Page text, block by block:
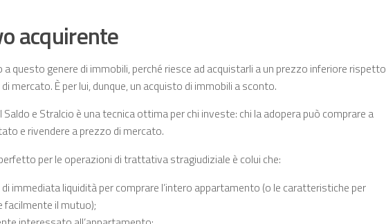
acquirente
questo genere di immobili, perché riesce ad acquistarli a un prezzo inferiore rispetto
mercato. È per lui, dunque, un acquisto di immobili a sconto.
Saldo e Stralcio è una tecnica ottima per chi investe: chi la adopera può comprare a
e rivendere a prezzo di mercato.
per le operazioni di trattativa stragiudiziale è colui che:
immediata liquidità per comprare l’intero appartamento (o le caratteristiche per
facilmente il mutuo);